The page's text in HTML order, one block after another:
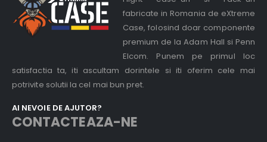
fabricate in Romania de eXtreme
Case, folosind doar componente
premium de la Adam Hall si Penn
Elcom. Punem pe primul loc
satisfactia ta, iti ascultam dorintele si iti oferim cele mai
potrivite solutii la cel mai bun pret.
AI NEVOIE DE AJUTOR?
CONTACTEAZA-NE